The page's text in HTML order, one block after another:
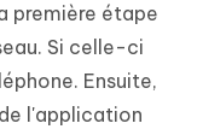
première étape
Si celle-ci
Ensuite,
l'application